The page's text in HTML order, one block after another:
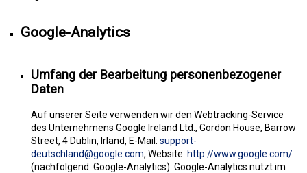
Google-Analytics
Umfang der Bearbeitung personenbezogener
Daten
Auf unserer Seite verwenden wir den Webtracking-Service
des Unternehmens Google Ireland Ltd., Gordon House, Barrow
Street, 4 Dublin, Irland, E-Mail: support-
deutschland@google.com, Website: http://www.google.com/
(nachfolgend: Google-Analytics). Google-Analytics nutzt im